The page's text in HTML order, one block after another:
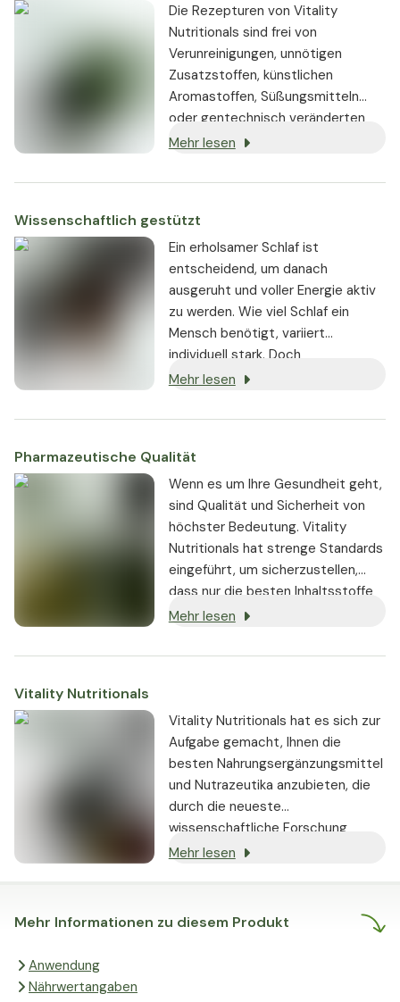
Die Rezepturen von Vitality
Nutritionals sind frei von
Verunreinigungen, unnötigen
Zusatzstoffen, künstlichen
Aromastoffen, Süßungsmitteln
oder gentechnisch veränderten
Substanzen. Wo immer möglich,
Zutaten verwendet.
Mehr lesen
Wissenschaftlich gestützt
Ein erholsamer Schlaf ist
entscheidend, um danach
ausgeruht und voller Energie aktiv
zu werden. Wie viel Schlaf ein
Mensch benötigt, variiert
individuell stark. Doch
Schlafmangel macht sich schnell
Wachphasen fühlen wir uns müde,
leistungsfähig.
Mehr lesen
Pharmazeutische Qualität
Wenn es um Ihre Gesundheit geht,
sind Qualität und Sicherheit von
höchster Bedeutung. Vitality
Nutritionals hat strenge Standards
eingeführt, um sicherzustellen,
dass nur die besten Inhaltsstoffe
von seriösen Lieferanten bezogen
werden:
Mehr lesen
Mehr Informationen zu diesem Produkt
Anwendung
Nährwertangaben
Vitality Nutritionals
Vitality Nutritionals hat es sich zur
Aufgabe gemacht, Ihnen die
besten Nahrungsergänzungsmittel
und Nutrazeutika anzubieten, die
durch die neueste
wissenschaftliche Forschung
gestützt werden und nachweislich
Mehr lesen